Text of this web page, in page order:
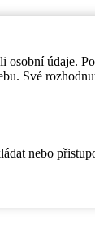
údaje.
Své
nebo